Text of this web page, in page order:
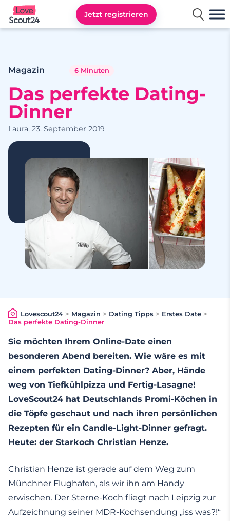
Lovescout24
Jetzt registrieren
Magazin 6 Minuten
Das perfekte Dating-
Dinner
Laura, 23. September 2019
Lovescout24> Magazin > Dating Tipps > Erstes Date >
Das perfekte Dating-Dinner
Sie möchten Ihrem Online-Date einen
besonderen Abend bereiten. Wie wäre es mit
einem perfekten Dating-Dinner? Aber, Hände
weg von Tiefkühlpizza und Fertig-Lasagne!
LoveScout24 hat Deutschlands Promi-Köchen in
die Töpfe geschaut und nach ihren persönlichen
Rezepten für ein Candle-Light-Dinner gefragt.
Heute: der Starkoch Christian Henze.
Christian Henze ist gerade auf dem Weg zum
Münchner Flughafen, als wir ihn am Handy
erwischen. Der Sterne-Koch fliegt nach Leipzig zur
Aufzeichnung seiner MDR-Kochsendung „iss was?!“